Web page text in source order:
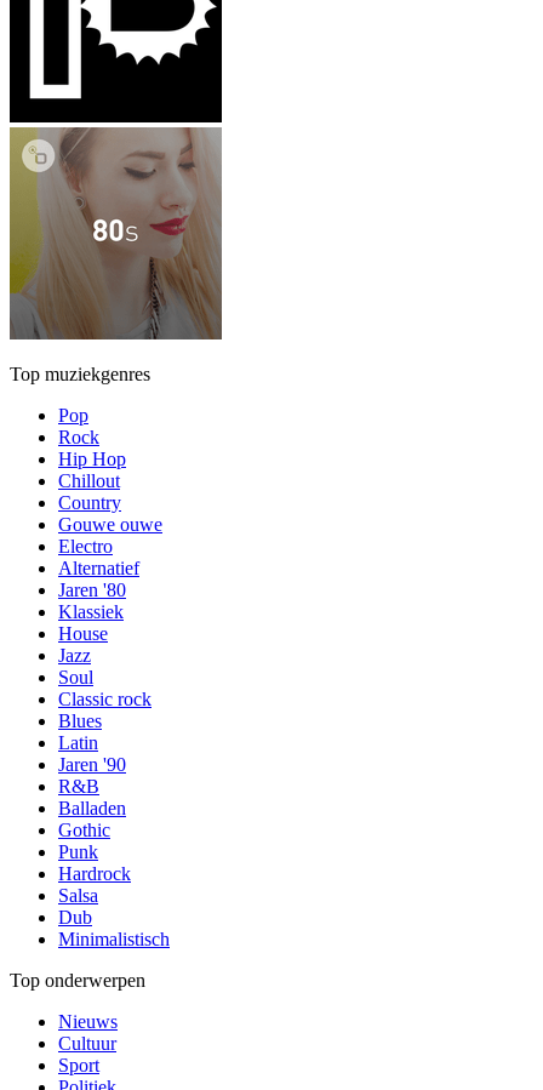
Top muziekgenres
Pop
Rock
Hip Hop
Chillout
Country
Gouwe ouwe
Electro
Alternatief
Jaren '80
Klassiek
House
Jazz
Soul
Classic rock
Blues
Latin
Jaren '90
R&B
Balladen
Gothic
Punk
Hardrock
Salsa
Dub
Minimalistisch
Top onderwerpen
Nieuws
Cultuur
Sport